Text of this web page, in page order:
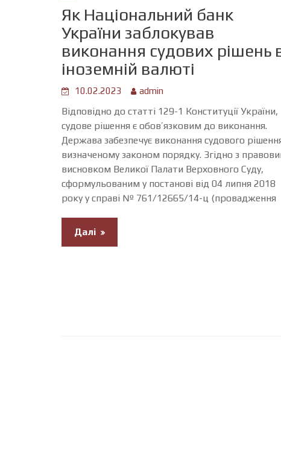
Як Національний банк
України заблокував
виконання судових рішень
іноземній валюті
10.02.2023 admin
Відповідно до статті 129-1 Конституції України,
судове рішення є обов’язковим до виконання.
Держава забезпечує виконання судового
визначеному законом порядку. Згідно з
висновком Великої Палати Верховного Суду,
сформульованим у постанові від 04 липня 2018
року у справі № 761/12665/14-ц (провадження
Далі